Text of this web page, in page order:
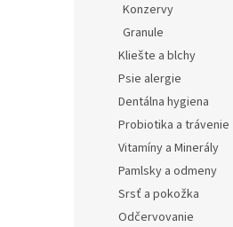
Konzervy
Granule
Kliešte a blchy
Psie alergie
Dentálna hygiena
Probiotika a trávenie
Vitamíny a Minerály
Pamlsky a odmeny
Srsť a pokožka
Odčervovanie